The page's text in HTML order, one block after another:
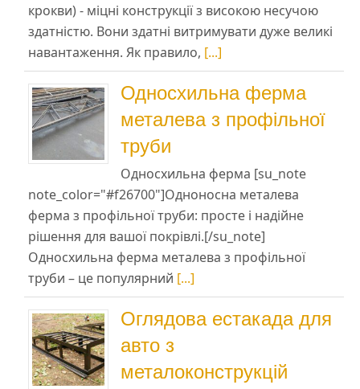
крокви) - міцні конструкції з високою несучою
здатністю. Вони здатні витримувати дуже великі
навантаження. Як правило, [...]
Односхильна ферма
металева з профільної
труби
Односхильна ферма [su_note
note_color="#f26700"]Одноносна металева
ферма з профільної труби: просте і надійне
рішення для вашої покрівлі.[/su_note]
Односхильна ферма металева з профільної
труби – це популярний [...]
Оглядова естакада для
авто з
металоконструкцій